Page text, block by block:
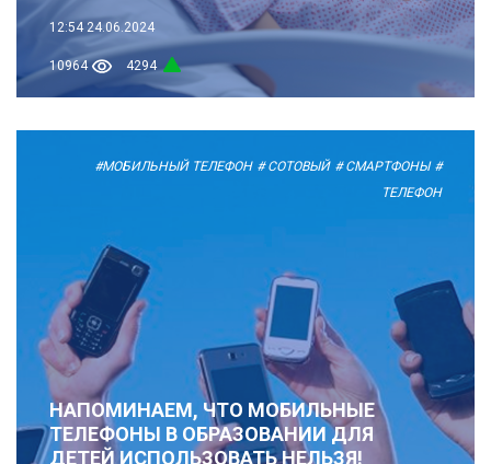
12:54 24.06.2024
10964 4294
#МОБИЛЬНЫЙ ТЕЛЕФОН # СОТОВЫЙ # СМАРТФОНЫ #
ТЕЛЕФОН
НАПОМИНАЕМ, ЧТО МОБИЛЬНЫЕ
ТЕЛЕФОНЫ В ОБРАЗОВАНИИ ДЛЯ
ДЕТЕЙ ИСПОЛЬЗОВАТЬ НЕЛЬЗЯ!